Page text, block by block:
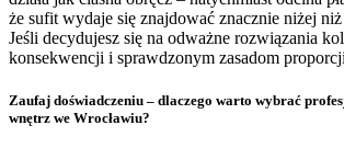
że sufit wydaje się znajdować znacznie niżej
Jeśli decydujesz się na odważne rozwiązania
konsekwencji i sprawdzonym zasadom
Zaufaj doświadczeniu – dlaczego warto wybrać
wnętrz we Wrocławiu?